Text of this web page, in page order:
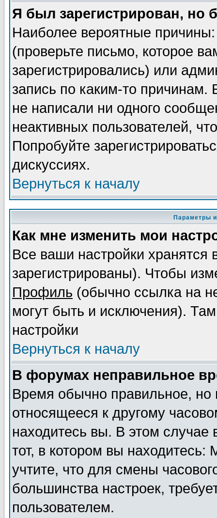
Я был зарегистрирован, но
Наиболее вероятные
(проверьте письмо, которое
зарегистрировались) или
запись по каким-то
не написали ни одного
неактивных пользователей,
Попробуйте
дискуссиях.
Вернуться к началу
Параметры
Как мне изменить мои
Все ваши настройки
зарегистрированы). Чтобы
Профиль (обычно ссылка на
могут быть и исключения).
настройки
Вернуться к началу
В форумах неправильное
Время обычно правильное,
относящееся к другому
находитесь вы. В этом
тот, в котором вы
учтите, что для смены
большинства настроек,
пользователем.